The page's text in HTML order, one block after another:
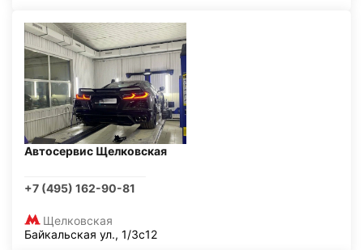
Автосервис Щелковская
+7 (495) 162-90-81
Щелковская
Байкальская ул., 1/3с12